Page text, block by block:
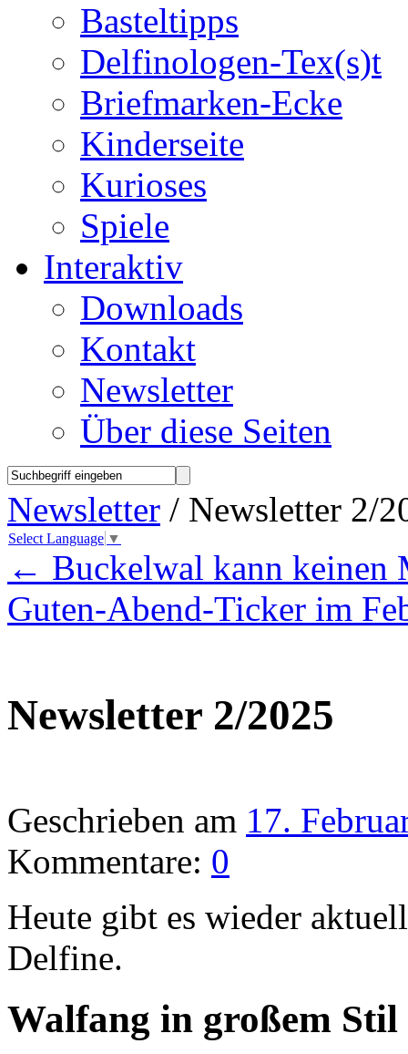
Basteltipps
Delfinologen-Tex(s)t
Briefmarken-Ecke
Kinderseite
Kurioses
Spiele
Interaktiv
Downloads
Kontakt
Newsletter
Über diese Seiten
Newsletter / Newsletter 2/
Select Language ▼
← Buckelwal kann keinen
Guten-Abend-Ticker im
Newsletter 2/2025
Geschrieben am 17.
Kommentare: 0
Heute gibt es wieder
Delfine.
Walfang in großem Stil